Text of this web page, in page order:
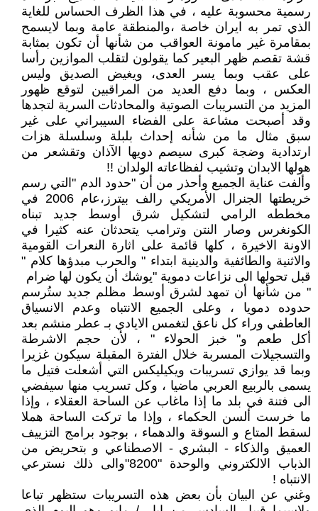
رسمية محسوبة عليه ، في هذا الظرف الحساس للغاية
الذي تمر به ايران خاصة ،والمنطقة عامة وبما لايسمح
بمقامرة غير مامونة العواقب من شأنها أن تكون بمثابة
قشة تقصم ظهر البعير كما يقولون لتقلب الموازين رأسا
على عقب وبما يسر العدى، ويغيض الصديق وليس
العكس ، وبما دفع العديد من المراقبين لتوقع ظهور
المزيد من التسريبات الصوتية والمحادثات السرية لتجدها
وقد أصبحت مشاعة على الفضاء السيبراني على غير
سبق مثال ما من شأنه إحداث بلبلة وسلسلة هزات
ارتدادية وضجة كبرى سيصم دويها الآذان وتقشعر من
هولها الابدان وتشيب لفظاعاته الولدان !!
وألفت عناية الجميع وأحذر من أن "حدود الدم "التي رسم
خريطتها الجنرال الأمريكي رالف بيترز،عام 2006 في
مخططه الرامي لتشكيل شرق أوسط جديد تبناه
الكونغرس وصار النتن وترامب يتحدثان عنه كثيرا في
الاونة الاخيرة ، كلها قائمة على اثارة النعرات القومية
والاثنية والطائفية والدينية ابتداء " والحرب مبدؤها كلام "
قبل تحولها الى نزاعات دموية "يوشك أن يكون لها ضرام
" من شأنها أن تمهد لشرق أوسط مظلم جديد ستُرسم
حدوده دمويا ، وعلى الجميع الانتباه وعدم الانسياق
العاطفي وراء كل ناعق لتغمس الايادي بـ عطر منشم بعد
أكل طعم و" خبز الحولاء " ، لأن حجم الاشرطة
والتسجيلات المسربة خلال الفترة المقبلة سيكون غزيرا
وبما قد يوازي تسريبات ويكيليكس التي أشعلت فتيل ما
يسمى بالربيع العربي ماضيا ، وكل تسريب منها سيفضي
الى فتنة في بلد ما إذا ماغاب عن الساحة العقلاء ، وإذا
ما خرست ألسن الحكماء ، وإذا ما تركت الساحة هملا
لسقط المتاع و السوقة والدهماء ، بوجود برامج التزييف
العميق والذكاء - البشري - الاصطناعي و بتحريض من
الذباب الالكتروني والوحدة "8200"والى ذلك نسترعي
الانتباه !
وغني عن البيان بأن بعض هذه التسريبات ستظهر تباعا